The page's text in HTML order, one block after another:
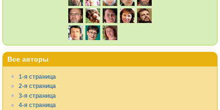
Все авторы
1-я страница
2-я страница
3-я страница
4-я страница